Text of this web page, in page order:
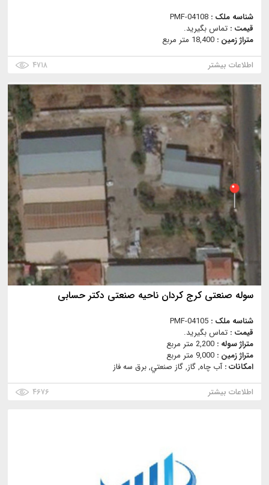
شناسه ملک : PMF-04108
قیمت : تماس بگیرید.
متراژ زمین : 18,400 متر مربع
اطلاعات بیشتر
۴۷۱۸
سوله صنعتی کرج کردان ناحیه صنعتی دکتر حسابی
شناسه ملک : PMF-04105
قیمت : تماس بگیرید.
متراژ سوله : 2,200 متر مربع
متراژ زمین : 9,000 متر مربع
امکانات :آب چاه, گاز, گاز صنعتي, برق سه فاز
اطلاعات بیشتر
۴۶۷۶